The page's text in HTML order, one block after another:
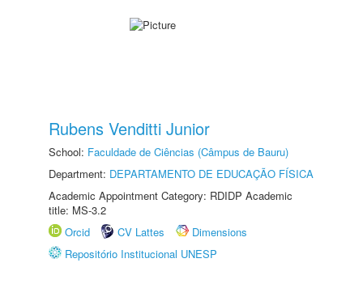
Rubens Venditti Junior
School: Faculdade de Ciências (Câmpus de Bauru)
Department: DEPARTAMENTO DE EDUCAÇÃO FÍSICA
Academic Appointment Category: RDIDP Academic
title: MS-3.2
Orcid
CV Lattes
Dimensions
Repositório Institucional UNESP